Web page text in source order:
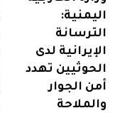
اليمنية:
الترسانة
الإيرانية لدى
الحوثيين تهدد
أمن الجوار
والملاحة